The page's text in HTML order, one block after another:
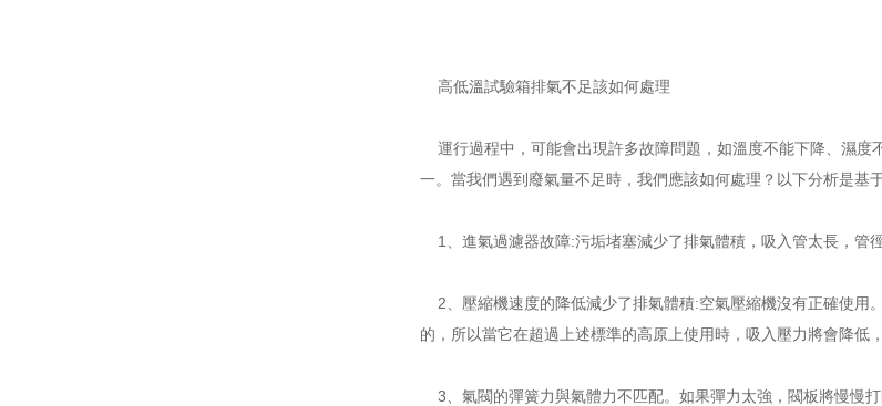
高低溫試驗箱排氣不足該如何處理
運行過程中，可能會出現許多故障問題，如溫度不能下降、濕度
一。當我們遇到廢氣量不足時，我們應該如何處理？以下分析是基
1、進氣過濾器故障:污垢堵塞減少了排氣體積，吸入管太長，管
2、壓縮機速度的降低減少了排氣體積:空氣壓縮機沒有正確使用
的，所以當它在超過上述標準的高原上使用時，吸入壓力將會降低
3、氣閥的彈簧力與氣體力不匹配。如果彈力太強，閥板將慢慢